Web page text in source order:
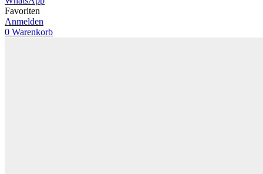
Favoriten
Anmelden
0 Warenkorb